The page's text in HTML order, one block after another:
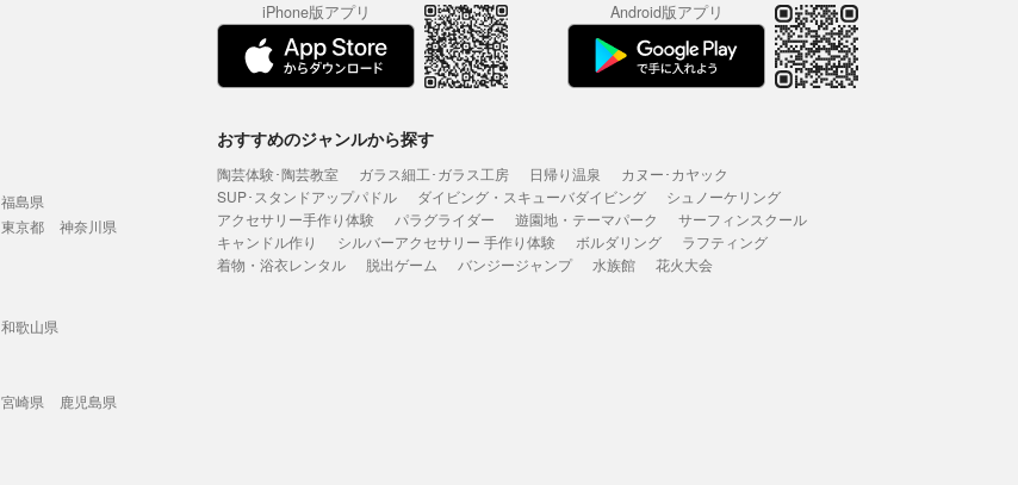
iPhone版アプリ Android版アプリ
福島県
東京都
神奈川県
和歌山県
宮崎県
鹿児島県
おすすめのジャンルから探す
陶芸体験･陶芸教室 ガラス細工･ガラス工房 日帰り温泉
カヌー･カヤック
SUP･スタンドアップパドル
ダイビング・スキューバダイビング
シュノーケリング
アクセサリー手作り体験
パラグライダー 遊園地・テーマパーク
サーフィンスクール
キャンドル作り
シルバーアクセサリー 手作り体験 ボルダリング
ラフティング
着物・浴衣レンタル
脱出ゲーム バンジージャンプ 水族館 花火大会